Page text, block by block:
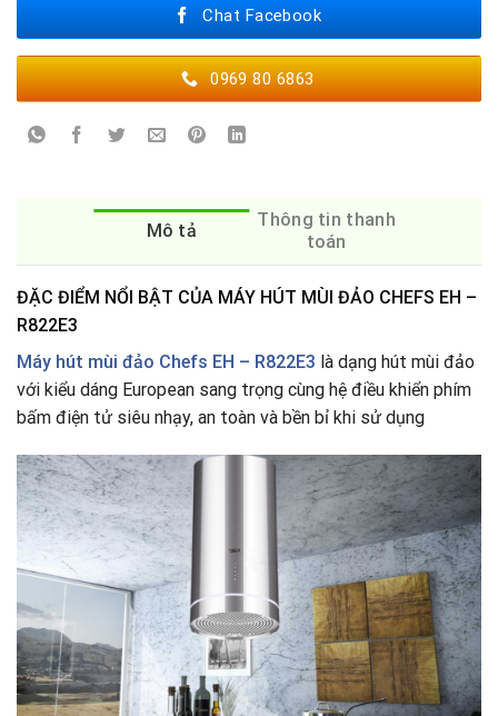
Chat Facebook
0969 80 6863
Mô tả
Thông tin thanh
toán
ĐẶC ĐIỂM NỔI BẬT CỦA MÁY HÚT MÙI ĐẢO CHEFS EH –
R822E3
Máy hút mùi đảo Chefs EH – R822E3 là dạng hút mùi đảo
với kiểu dáng European sang trọng cùng hệ điều khiển phím
bấm điện tử siêu nhạy, an toàn và bền bỉ khi sử dụng